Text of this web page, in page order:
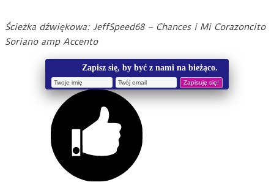
Ścieżka dźwiękowa: JeffSpeed68 – Chances i Mi Corazoncito
Soriano amp Accento
Zapisz się, by być z nami na bieżąco.